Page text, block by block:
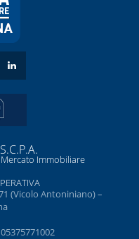
Immobiliare
(Vicolo Antoniniano) –